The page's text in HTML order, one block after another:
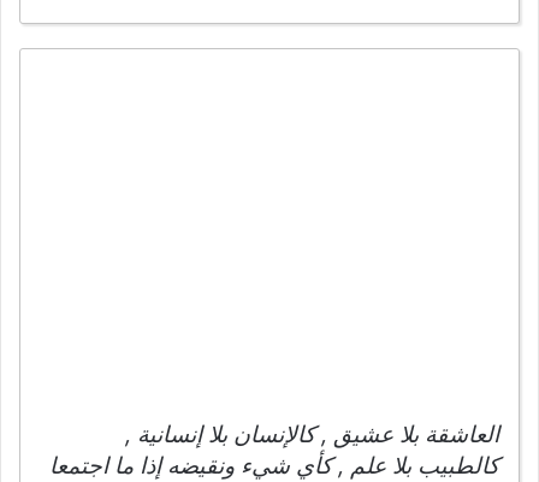
العاشقة بلا عشيق , كالإنسان بلا إنسانية ,
كالطبيب بلا علم , كأي شيء ونقيضه إذا ما اجتمعا